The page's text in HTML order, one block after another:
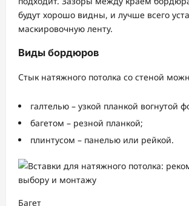
будут хорошо видны, и лучше всего
маскировочную ленту.
Виды бордюров
Стык натяжного потолка со стеной
галтелью – узкой планкой вогнутой
багетом – резной планкой;
плинтусом – панелью или рейкой.
Багет